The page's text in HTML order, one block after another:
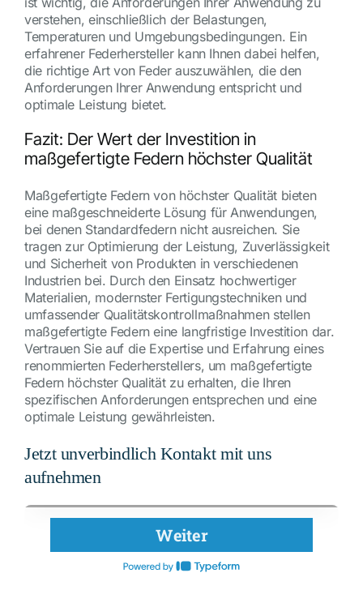
verstehen, einschließlich der Belastungen,
Temperaturen und Umgebungsbedingungen. Ein
erfahrener Federhersteller kann Ihnen dabei helfen,
die richtige Art von Feder auszuwählen, die den
Anforderungen Ihrer Anwendung entspricht und
optimale Leistung bietet.
Fazit: Der Wert der Investition in
maßgefertigte Federn höchster Qualität
Maßgefertigte Federn von höchster Qualität bieten
eine maßgeschneiderte Lösung für Anwendungen,
bei denen Standardfedern nicht ausreichen. Sie
tragen zur Optimierung der Leistung, Zuverlässigkeit
und Sicherheit von Produkten in verschiedenen
Industrien bei. Durch den Einsatz hochwertiger
Materialien, modernster Fertigungstechniken und
umfassender Qualitätskontrollmaßnahmen stellen
maßgefertigte Federn eine langfristige Investition dar.
Vertrauen Sie auf die Expertise und Erfahrung eines
renommierten Federherstellers, um maßgefertigte
Federn höchster Qualität zu erhalten, die Ihren
spezifischen Anforderungen entsprechen und eine
optimale Leistung gewährleisten.
Jetzt unverbindlich Kontakt mit uns
aufnehmen